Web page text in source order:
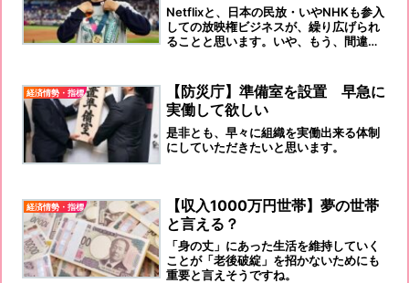
Netflixと、日本の民放・いやNHKも参入
しての放映権ビジネスが、繰り広げられ
ることと思います。いや、もう、間違い
経済情勢・指標
【防災庁】準備室を設置 早急に
実働して欲しい
是非とも、早々に組織を実働出来る体制
にしていただきたいと思います。
経済情勢・指標
【収入1000万円世帯】夢の世帯
と言える？
「身の丈」にあった生活を維持していく
ことが「老後破綻」を招かないためにも
重要と言えそうですね。